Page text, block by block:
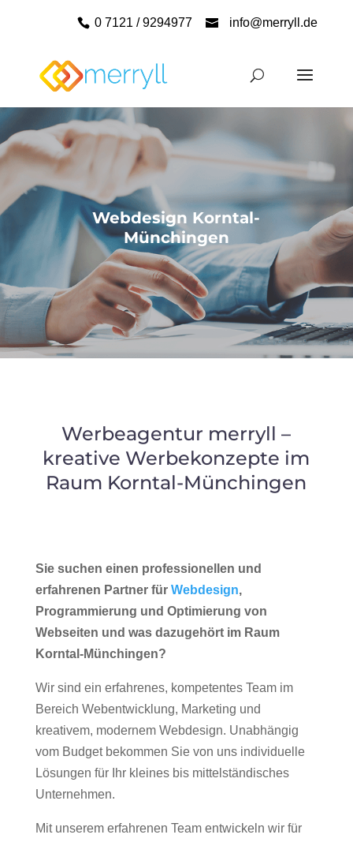
0 7121 / 9294977 info@merryll.de
Webdesign Korntal-
Münchingen
Werbeagentur merryll –
kreative Werbekonzepte im
Raum Korntal-Münchingen
Sie suchen einen professionellen und
erfahrenen Partner für Webdesign,
Programmierung und Optimierung von
Webseiten und was dazugehört im Raum
Korntal-Münchingen?
Wir sind ein erfahrenes, kompetentes Team im
Bereich Webentwicklung, Marketing und
kreativem, modernem Webdesign. Unabhängig
vom Budget bekommen Sie von uns individuelle
Lösungen für Ihr kleines bis mittelständisches
Unternehmen.
Mit unserem erfahrenen Team entwickeln wir für